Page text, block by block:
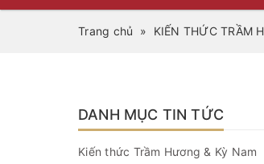
Trang chủ » KIẾN THỨC TRẦM
DANH MỤC TIN TỨC
Kiến thức Trầm Hương & Kỳ Nam